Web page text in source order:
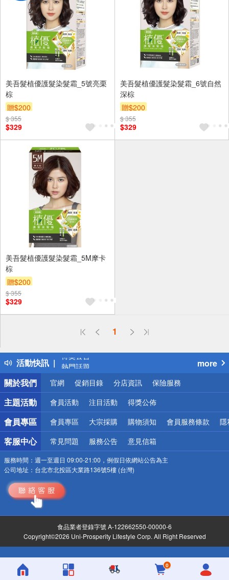
美吾髮植優護髮染髮霜_5號亮栗
棕
贈$200
$ 355
$329
美吾髮植優護髮染髮霜_6號自然
深棕
贈$200
$ 355
$329
美吾髮植優護髮染髮霜_5M摩卡
棕
贈$200
$ 355
$329
1
活動快訊
偏遠地區配送
得獎公告
熱門話題
銀行優惠
偏遠地區配送
詐騙網頁！請小心！
more
關於我們
官網 促銷目錄 分店資訊 保險服務
主題活動 會員活動 注目活動 得獎公佈
會員專區 會員專區 大宗採購 購物須知 會員服務條款 隱
客服中心 常見問題 服務公告 意見信箱
服務時間： 週一至週日 09:00-21:00，例假日依網站公告為主
公司地址： 台北市北投區大業路136號5樓 (台灣)
食品業者登錄字號 A-122662550-00000-6
Copyright©2026 Uni-Prosperity Lifestyle Corp. All Right Reserved
0